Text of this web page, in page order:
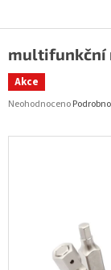
multifunkční
Akce
Průměrné
Neohodnoceno